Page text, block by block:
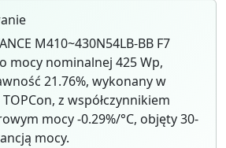
M410~430N54LB-BB F7
mocy nominalnej 425 Wp,
21.76%, wykonany w
z współczynnikiem
mocy -0.29%/°C, objęty 30-
mocy.